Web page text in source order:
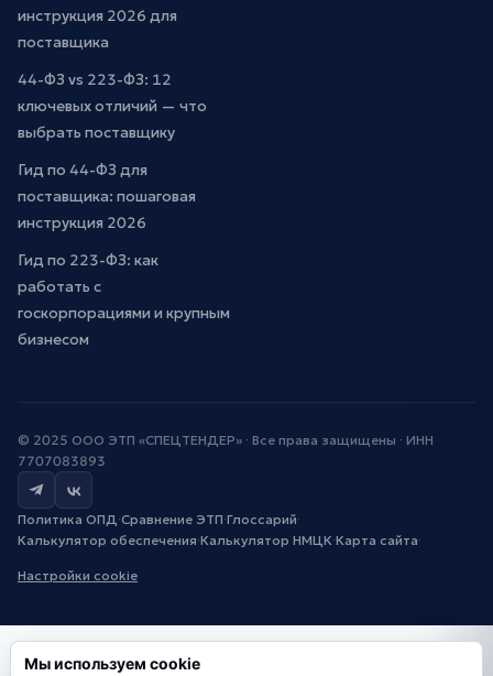
инструкция 2026 для
поставщика
44-ФЗ vs 223-ФЗ: 12
ключевых отличий — что
выбрать поставщику
Гид по 44-ФЗ для
поставщика: пошаговая
инструкция 2026
Гид по 223-ФЗ: как
работать с
госкорпорациями и крупным
бизнесом
© 2025 ООО ЭТП «СПЕЦТЕНДЕР» · Все права защищены · ИНН
7707083893
Политика ОПД·Сравнение ЭТП·Глоссарий·
Калькулятор обеспечения·Калькулятор НМЦК·Карта сайта·
Настройки cookie
Мы используем cookie